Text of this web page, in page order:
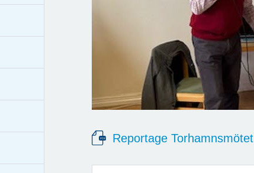
Reportage Torhamnsmötet